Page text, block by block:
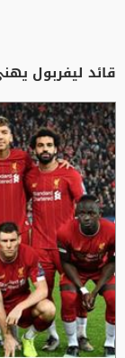
قائد ليفربول